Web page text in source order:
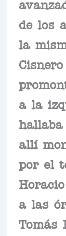
de los
la
a la
hallaba
allí
por el
Horacio
a las
Tomás